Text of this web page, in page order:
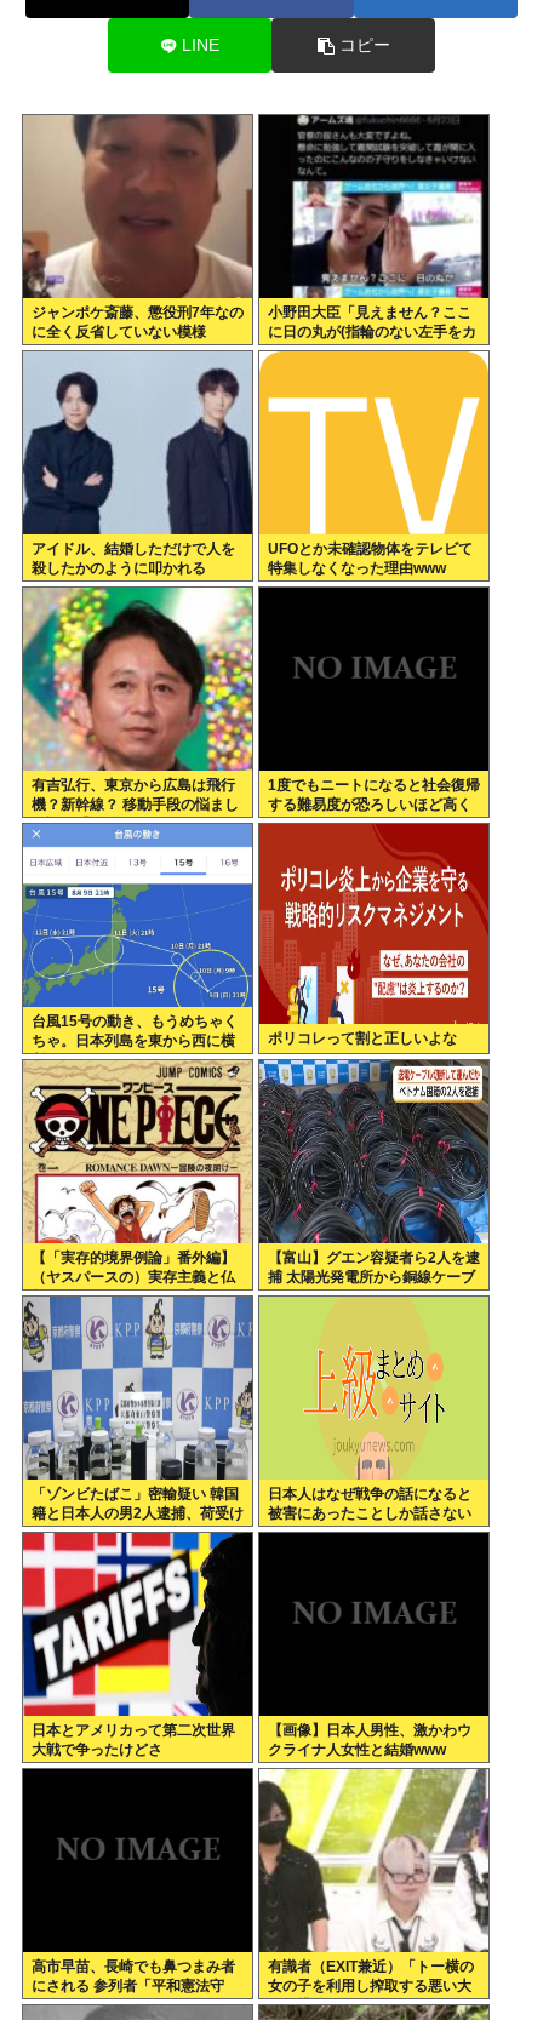
LINE コピー
ジャンポケ斎藤、懲役刑7年なの
に全く反省していない模様
小野田大臣「見えません？ここ
に日の丸が(指輪のない左手をカ
メラマンに見せる)。国と結婚し
アイドル、結婚しただけで人を
殺したかのように叩かれる
UFOとか未確認物体をテレビて
特集しなくなった理由www
有吉弘行、東京から広島は飛行
機？新幹線？ 移動手段の悩まし
さ語る「微妙なんだよな」
1度でもニートになると社会復帰
する難易度が恐ろしいほど高く
なってしまう件
台風15号の動き、もうめちゃく
ちゃ。日本列島を東から西に横
断
ポリコレって割と正しいよな
【「実存的境界例論」番外編】
（ヤスパースの）実存主義と仏
教、それとワンピース 【ネタバ
レ注意】【スクリプト負けてて
草w】
【富山】グエン容疑者ら2人を逮
捕 太陽光発電所から銅線ケーブ
ルを盗む
「ゾンビたばこ」密輸疑い 韓国
籍と日本人の男2人逮捕、荷受け
役か
日本人はなぜ戦争の話になると
被害にあったことしか話さない
のか？
日本とアメリカって第二次世界
大戦で争ったけどさ
【画像】日本人男性、激かわウ
クライナ人女性と結婚www
高市早苗、長崎でも鼻つまみ者
にされる 参列者「平和憲法守
れ」
有識者（EXIT兼近）「トー横の
女の子を利用し搾取する悪い大
人は排除しないといけない」